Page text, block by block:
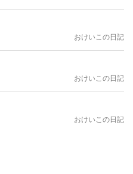
おけいこの日記
おけいこの日記
おけいこの日記